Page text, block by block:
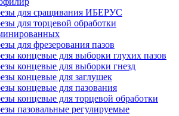
для сращивания ИБЕРУС
для торцевой обработки
для фрезерования пазов
концевые для выборки глухих пазов
концевые для выборки гнезд
концевые для заглушек
концевые для пазования
концевые для торцевой обработки
пазовальные регулируемые